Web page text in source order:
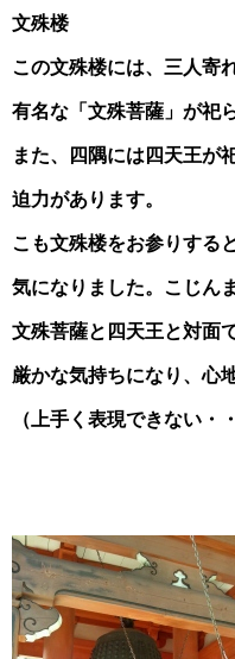
文殊楼
この文殊楼には、三人寄
有名な「 文殊菩薩」が祀
また、四隅には四天王が
迫力があります。
こも文殊楼をお参りする
気になりました。こじん
文殊菩薩と四天王と対面
厳かな気持ちになり、心
（上手く表現できない・